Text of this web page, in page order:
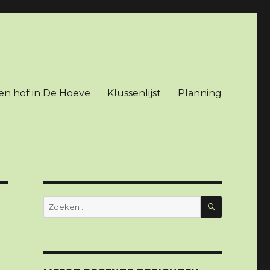
hof in De Hoeve Klussenlijst Planning
Zoeken
naar:
ZOEKEN